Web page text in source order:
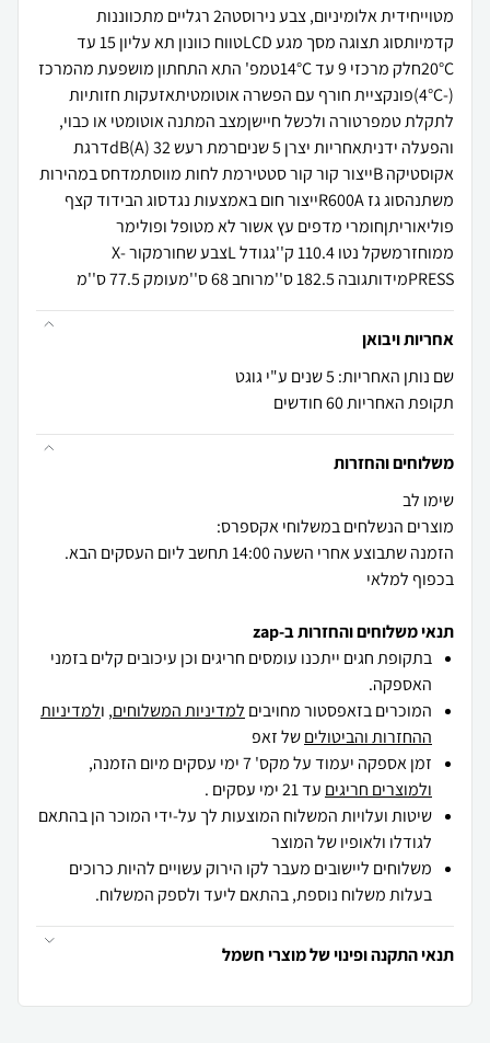
מטוייחידית אלומיניום, צבע נירוסטה2 רגליים מתכווננות
קדמיותסוג תצוגה מסך מגע LCDטווח כוונון תא עליון 15 עד
20°Cחלק מרכזי 9 עד 14°Cטמפ' התא התחתון מושפעת מהמרכז
(-4°C)פונקציית חורף עם הפשרה אוטומטיתאזעקות חזותיות
לתקלת טמפרטורה ולכשל חיישןמצב המתנה אוטומטי או כבוי,
והפעלה ידניתאחריות יצרן 5 שניםרמת רעש 32 dB(A)דרגת
אקוסטיקה Bייצור קור קור סטטירמת לחות מווסתמדחס במהירות
משתנהסוג גז R600Aייצור חום באמצעות נגדסוג הבידוד קצף
פוליאוריתןחומרי מדפים עץ אשור לא מטופל ופולימר
ממוחזרמשקל נטו 110.4 ק''גגודל Lצבע שחורמקור X-
PRESSמידותגובה 182.5 ס''מרוחב 68 ס''מעומק 77.5 ס''מ
אחריות ויבואן
שם נותן האחריות: 5 שנים ע"י גוגט
תקופת האחריות 60 חודשים
משלוחים והחזרות
הזמנה שתבוצע אחרי השעה 14:00 תחשב ליום העסקים הבא.
בכפוף למלאי
תנאי משלוחים והחזרות ב-zap
בתקופת חגים ייתכנו עומסים חריגים וכן עיכובים קלים בזמני
האספקה.
המוכרים בזאפסטור מחויבים למדיניות המשלוחים, ולמדיניות
ההחזרות והביטוליםשל זאפ
זמן אספקה יעמוד על מקס' 7 ימי עסקים מיום הזמנה,
ולמוצרים חריגים עד 21 ימי עסקים .
שיטות ועלויות המשלוח המוצעות לך על-ידי המוכר הן בהתאם
לגודלו ולאופיו של המוצר
משלוחים ליישובים מעבר לקו הירוק עשויים להיות כרוכים
בעלות משלוח נוספת, בהתאם ליעד ולספק המשלוח.
תנאי התקנה ופינוי של מוצרי חשמל